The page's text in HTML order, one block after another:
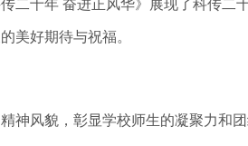
二十年 奋进正风华》展现了科传二
美好期待与祝福。
风貌，彰显学校师生的凝聚力和团